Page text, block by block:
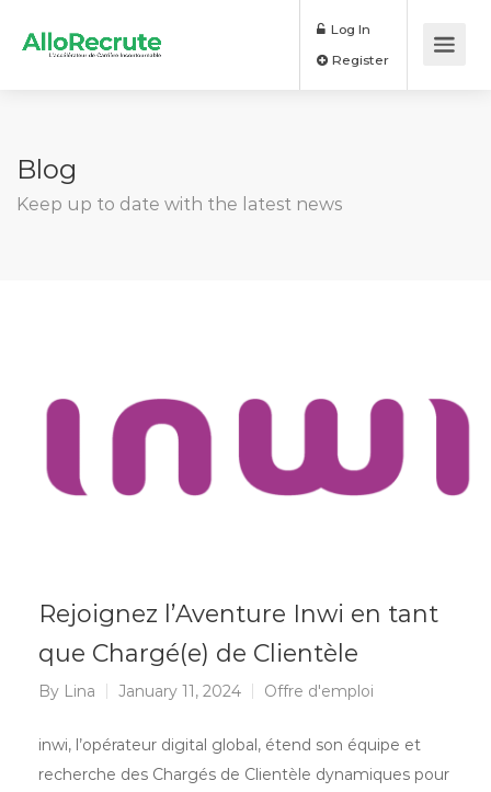
Log In
Blog
Keep up to date with the latest news
Rejoignez l’Aventure Inwi en tant
que Chargé(e) de Clientèle
By Lina January 11, 2024 Offre d'emploi
inwi, l’opérateur digital global, étend son équipe et
recherche des Chargés de Clientèle dynamiques pour